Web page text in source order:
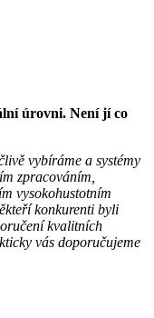
úrovni. Není jí co
vybíráme a systémy
zpracováním,
vysokohustotním
konkurenti byli
kvalitních
vás doporučujeme